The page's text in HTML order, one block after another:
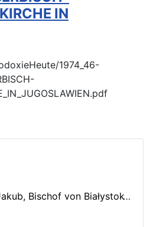
Bischof von Białystok und Gdańsk
IN
1974_46-